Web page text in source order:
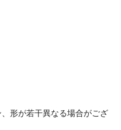
形が若干異なる場合がござ